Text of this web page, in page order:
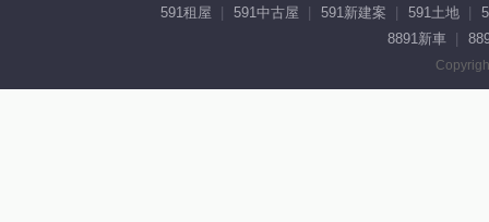
591租屋 591中古屋 591新建案 591土地
8891新車